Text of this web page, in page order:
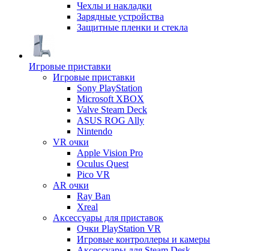
Чехлы и накладки
Зарядные устройства
Защитные пленки и стекла
Игровые приставки
Игровые приставки
Sony PlayStation
Microsoft XBOX
Valve Steam Deck
ASUS ROG Ally
Nintendo
VR очки
Apple Vision Pro
Oculus Quest
Pico VR
AR очки
Ray Ban
Xreal
Аксессуары для приставок
Очки PlayStation VR
Игровые контроллеры и камеры